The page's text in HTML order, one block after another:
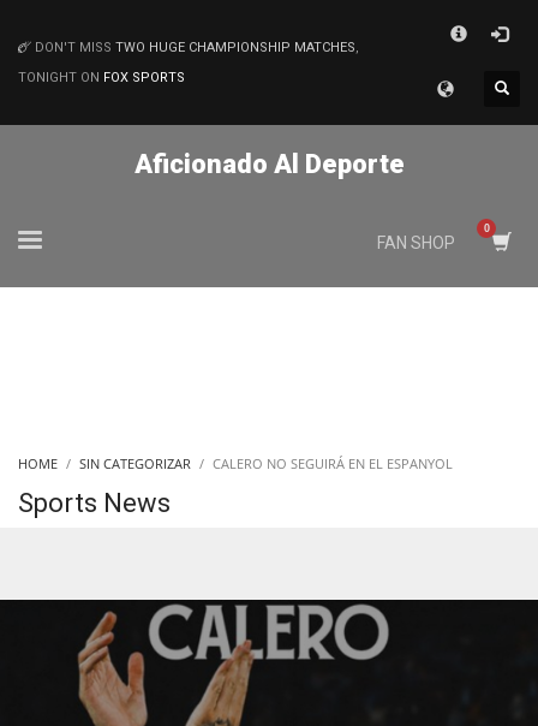
MATCHES
DON'T MISS TWO HUGE CHAMPIONSHIP MATCHES,
TONIGHT ON FOX SPORTS
Aficionado Al Deporte
FAN SHOP
HOME SIN CATEGORIZAR CALERO NO SEGUIRÁ EN EL ESPANYOL
Sports News